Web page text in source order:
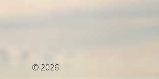
© 2026